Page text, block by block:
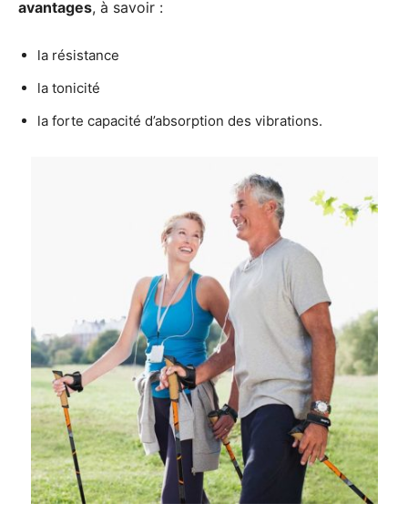
avantages, à savoir :
la résistance
la tonicité
la forte capacité d’absorption des vibrations.